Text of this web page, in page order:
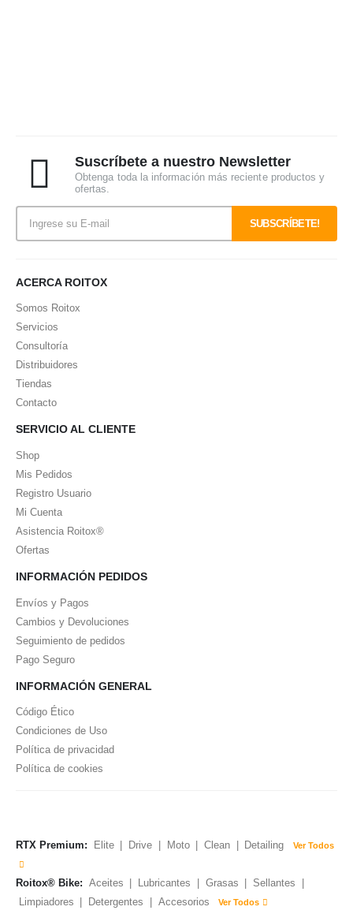
Suscríbete a nuestro Newsletter
Obtenga toda la información más reciente productos y
ofertas.
ACERCA ROITOX
Somos Roitox
Servicios
Consultoría
Distribuidores
Tiendas
Contacto
SERVICIO AL CLIENTE
Shop
Mis Pedidos
Registro Usuario
Mi Cuenta
Asistencia Roitox®
Ofertas
INFORMACIÓN PEDIDOS
Envíos y Pagos
Cambios y Devoluciones
Seguimiento de pedidos
Pago Seguro
INFORMACIÓN GENERAL
Código Ético
Condiciones de Uso
Política de privacidad
Política de cookies
RTX Premium: Elite Drive Moto Clean Detailing Ver Todos
Roitox® Bike: Aceites Lubricantes Grasas Sellantes
Limpiadores
Detergentes Accesorios Ver Todos